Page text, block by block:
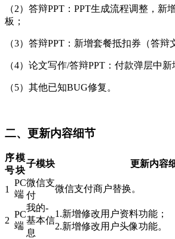
（2）答辩PPT：PPT生成流程调整，新
板；
（3）答辩PPT：新增套餐抵扣券（答辩
（4）论文写作/答辩PPT：付款弹层中新
（5）其他已知BUG修复。
二、更新内容细节
序
号
模
块
子模块 更新内容
1
PC
端
微信支
付
微信支付商户替换。
2
PC
端
我的-
基本信
息
1.新增修改用户资料功能；
2.新增修改用户头像功能。